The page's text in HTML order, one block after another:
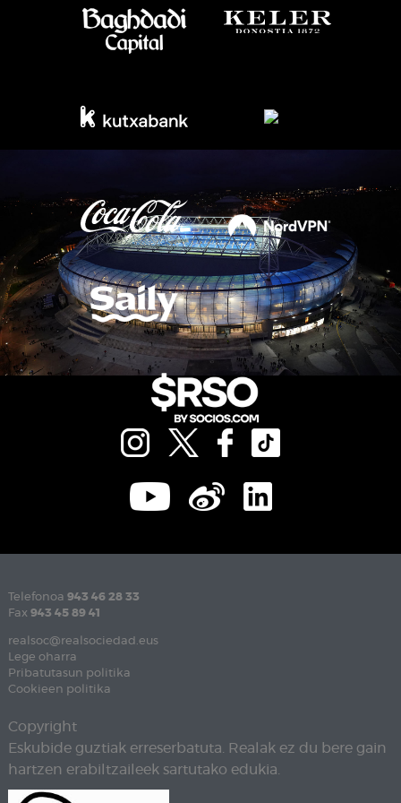
Telefonoa 943 46 28 33
Fax 943 45 89 41
realsoc@realsociedad.eus
Lege oharra
Pribatutasun politika
Cookieen politika
Copyright
Eskubide guztiak erreserbatuta. Realak ez du bere gain
hartzen erabiltzaileek sartutako edukia.